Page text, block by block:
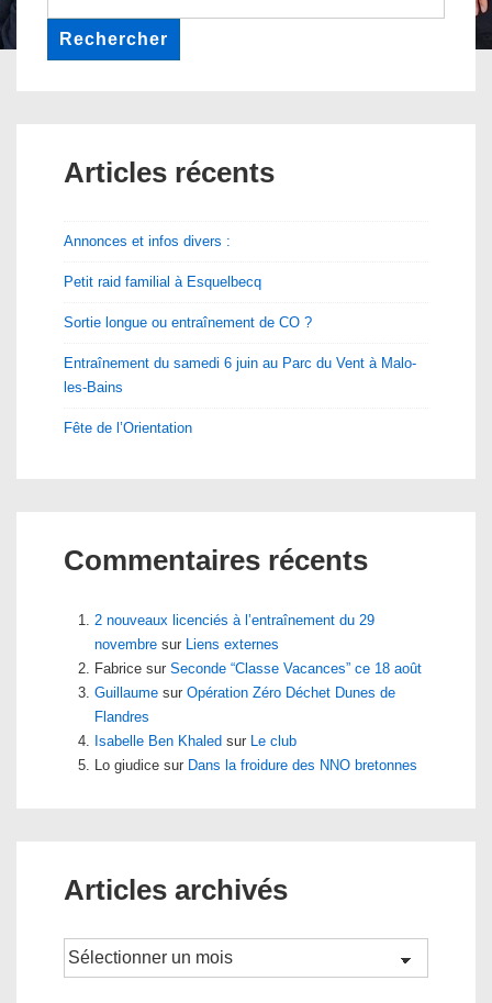
Rechercher
Articles récents
Annonces et infos divers :
Petit raid familial à Esquelbecq
Sortie longue ou entraînement de CO ?
Entraînement du samedi 6 juin au Parc du Vent à Malo-
les-Bains
Fête de l’Orientation
Commentaires récents
2 nouveaux licenciés à l’entraînement du 29
novembre sur Liens externes
Fabrice sur Seconde “Classe Vacances” ce 18 août
Guillaume sur Opération Zéro Déchet Dunes de
Flandres
Isabelle Ben Khaled sur Le club
Lo giudice sur Dans la froidure des NNO bretonnes
Articles archivés